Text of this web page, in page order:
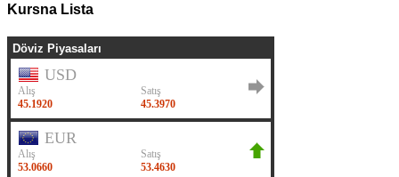
Kursna Lista